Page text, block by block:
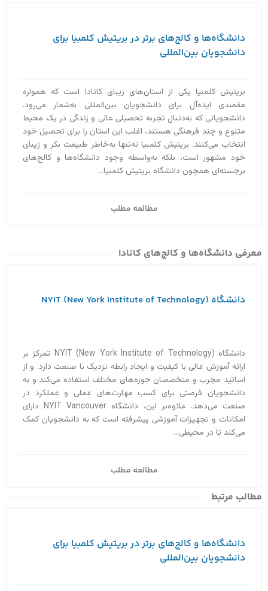
دانشگاه‌ها و کالج‌های برتر در بریتیش کلمبیا برای
دانشجویان بین‌المللی
بریتیش کلمبیا یکی از استان‌های زیبای کانادا است که همواره
مقصدی ایده‌آل برای دانشجویان بین‌المللی به‌‌شمار می‌رود.
دانشجویانی که به‌دنبال تجربه تحصیلی عالی و زندگی در یک محیط
متنوع و چند فرهنگی هستند، اغلب این استان را برای تحصیل خود
انتخاب می‌کنند. بریتیش کلمبیا نه‌تنها به‌خاطر طبیعت بکر و زیبای
خود مشهور است، بلکه به‌واسطه وجود دانشگاه‌ها و کالج‌های
برجسته‌ای همچون دانشگاه بریتیش کلمبیا...
مطالعه مطلب
معرفی دانشگاه‌ها و کالج‌های کانادا
دانشگاه (NYIT (New York Institute of Technology
دانشگاه (NYIT (New York Institute of Technology تمرکز بر
ارائه آموزش عالی با کیفیت و ایجاد رابطه نزدیک با صنعت دارد. و از
اساتید مجرب و متخصصان حوزه‌های مختلف استفاده می‌کند و به
دانشجویان فرصتی برای کسب مهارت‌های عملی و عملکرد در
صنعت می‌دهد. علاوه‌بر این، دانشگاه NYIT Vancouver دارای
امکانات و تجهیزات آموزشی پیشرفته است که به دانشجویان کمک
می‌کند تا در محیطی...
مطالعه مطلب
مطالب مرتبط
دانشگاه‌ها و کالج‌های برتر در بریتیش کلمبیا برای
دانشجویان بین‌المللی